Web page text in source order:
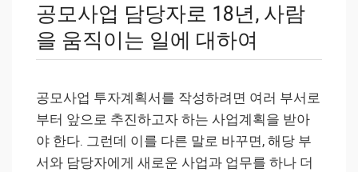
공모사업 담당자로 18년, 사람
을 움직이는 일에 대하여
공모사업 투자계획서를 작성하려면 여러 부서로
부터 앞으로 추진하고자 하는 사업계획을 받아
야 한다. 그런데 이를 다른 말로 바꾸면, 해당 부
서와 담당자에게 새로운 사업과 업무를 하나 더